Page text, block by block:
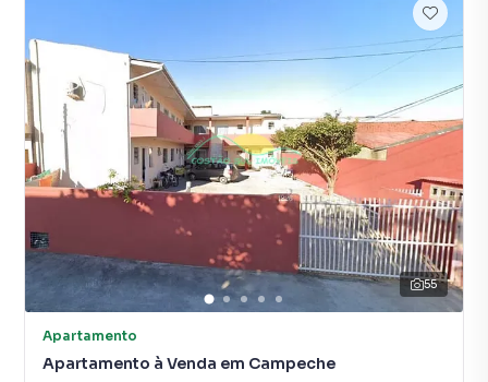
55
Apartamento
Apartamento à Venda em Campeche